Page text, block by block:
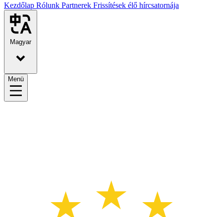
Kezdőlap Rólunk Partnerek Frissítések élő hírcsatornája
Magyar
Menü